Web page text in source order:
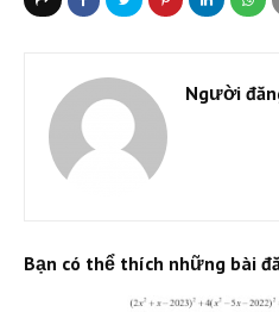
Người
Bạn có thể thích những bài